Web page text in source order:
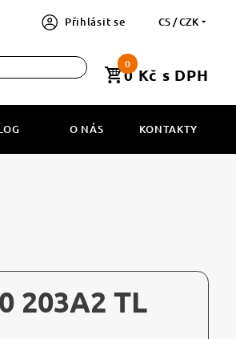
Přihlásit se CS / CZK
0
0 Kč s DPH
O NÁS KONTAKTY
203A2 TL